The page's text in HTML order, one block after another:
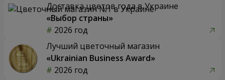
Доставка цветов года в Украине
«Выбор страны»
2026 год
Лучший цветочный магазин
«Ukrainian Business Award»
2026 год